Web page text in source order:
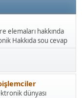
elemaları hakkında
Hakkıda sou cevap
dünyası